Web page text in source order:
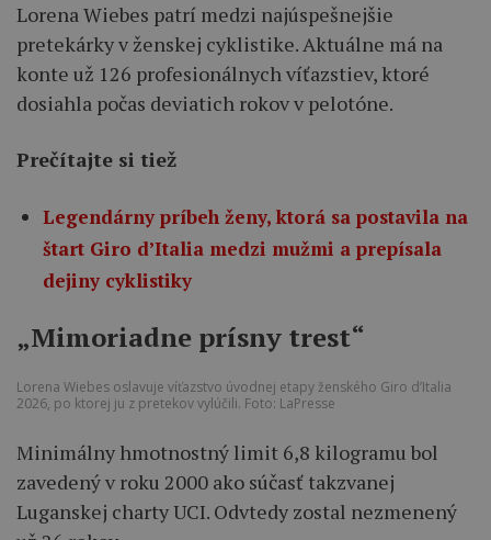
Lorena Wiebes patrí medzi najúspešnejšie
pretekárky v ženskej cyklistike. Aktuálne má na
konte už 126 profesionálnych víťazstiev, ktoré
dosiahla počas deviatich rokov v pelotóne.
Prečítajte si tiež
Legendárny príbeh ženy, ktorá sa postavila na
štart Giro d’Italia medzi mužmi a prepísala
dejiny cyklistiky
„Mimoriadne prísny trest“
Lorena Wiebes oslavuje víťazstvo úvodnej etapy ženského Giro d’Italia
2026, po ktorej ju z pretekov vylúčili. Foto: LaPresse
Minimálny hmotnostný limit 6,8 kilogramu bol
zavedený v roku 2000 ako súčasť takzvanej
Luganskej charty UCI. Odvtedy zostal nezmenený